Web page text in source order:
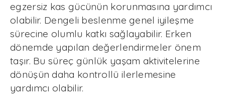
egzersiz kas gücünün korunmasına yardımcı
olabilir. Dengeli beslenme genel iyileşme
sürecine olumlu katkı sağlayabilir. Erken
dönemde yapılan değerlendirmeler önem
taşır. Bu süreç günlük yaşam aktivitelerine
dönüşün daha kontrollü ilerlemesine
yardımcı olabilir.